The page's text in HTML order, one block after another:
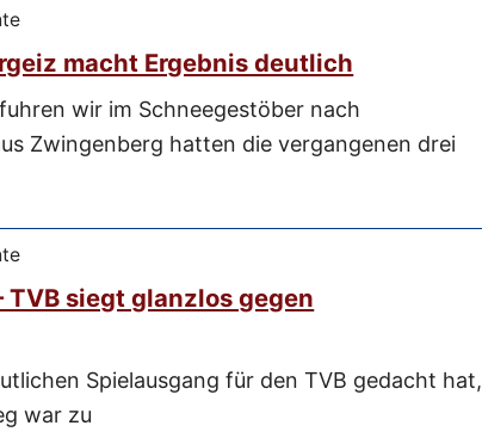
macht Ergebnis deutlich
wir im Schneegestöber nach
Zwingenberg hatten die vergangenen drei
siegt glanzlos gegen
Spielausgang für den TVB gedacht hat,
war zu